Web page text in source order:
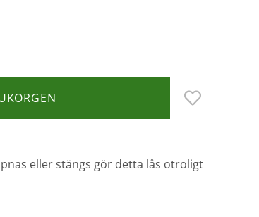
eller stängs gör detta lås otroligt